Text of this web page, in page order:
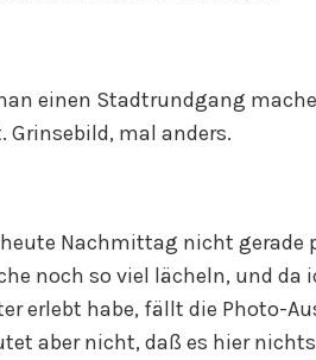
einen Stadtrundgang
Grinsebild, mal anders.
Nachmittag nicht gerade
noch so viel lächeln, und da
erlebt habe, fällt die Photo-
aber nicht, daß es hier